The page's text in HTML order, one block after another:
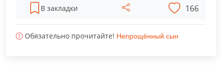
В закладки 166
Обязательно прочитайте! Непрощённый сын